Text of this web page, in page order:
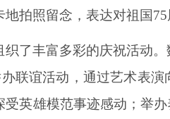
拍照留念，表达对祖国75
织了丰富多彩的庆祝活动。
联谊活动，通过艺术表
受英雄模范事迹感动；举